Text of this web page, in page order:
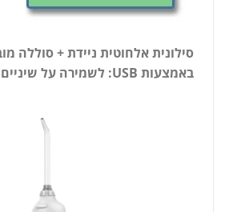
סילונית אלחוטית ניידת + סוללה
באמצעות USB: לשמירה על שיניים נקיות ובריאות